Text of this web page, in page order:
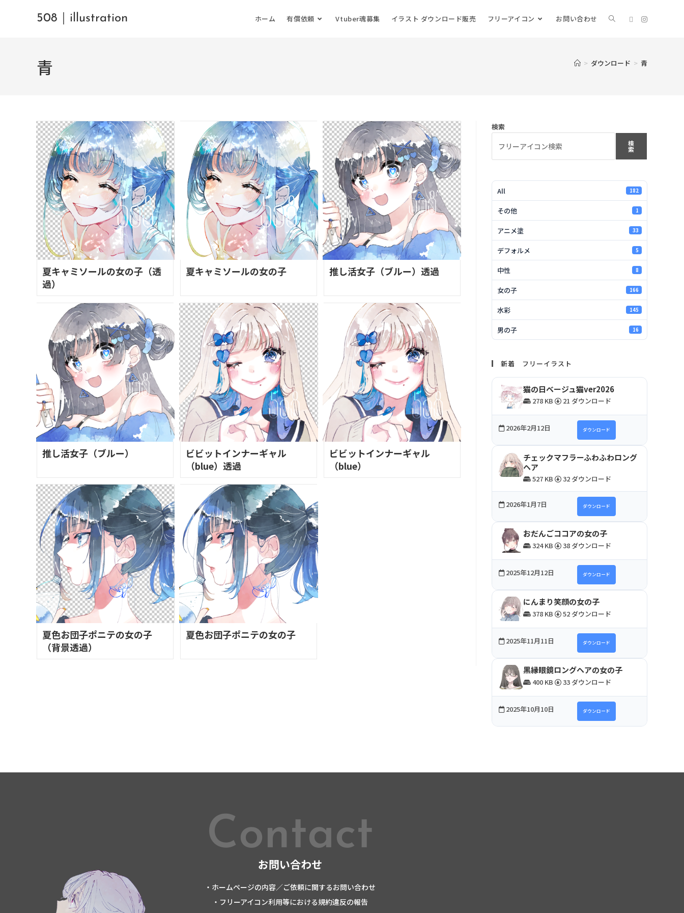
508｜illustration ホーム 有償依頼 Vtuber魂募集 イラスト ダウンロード販売 フリーアイコン お問い合わせ
青 > ダウンロード > 青
夏キャミソールの女の子（透
過）
夏キャミソールの女の子 推し活女子（ブルー）透過
推し活女子（ブルー）
ビビットインナーギャル
（blue）透過
ビビットインナーギャル
（blue）
夏色お団子ポニテの女の子
（背景透過）
夏色お団子ポニテの女の子
検索
検
索
All 182
その他 1
アニメ塗 33
デフォルメ 5
中性 8
女の子 166
水彩 145
男の子 16
新着 フリーイラスト
猫の日ベージュ猫ver2026
278 KB 21 ダウンロード
2026年2月12日 ダウンロード
チェックマフラーふわふわロング
ヘア
527 KB 32 ダウンロード
2026年1月7日 ダウンロード
おだんごココアの女の子
324 KB 38 ダウンロード
2025年12月12日 ダウンロード
にんまり笑顔の女の子
378 KB 52 ダウンロード
2025年11月11日 ダウンロード
黒縁眼鏡ロングヘアの女の子
400 KB 33 ダウンロード
2025年10月10日 ダウンロード
Contact
お問い合わせ
・ホームページの内容／ご依頼に関するお問い合わせ
・フリーアイコン利用等における規約違反の報告